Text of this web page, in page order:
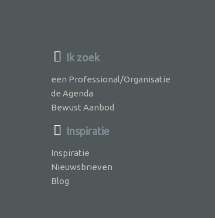
Ik zoek
een Professional/Organisatie
de Agenda
Bewust Aanbod
Inspiratie
Inspiratie
Nieuwsbrieven
Blog